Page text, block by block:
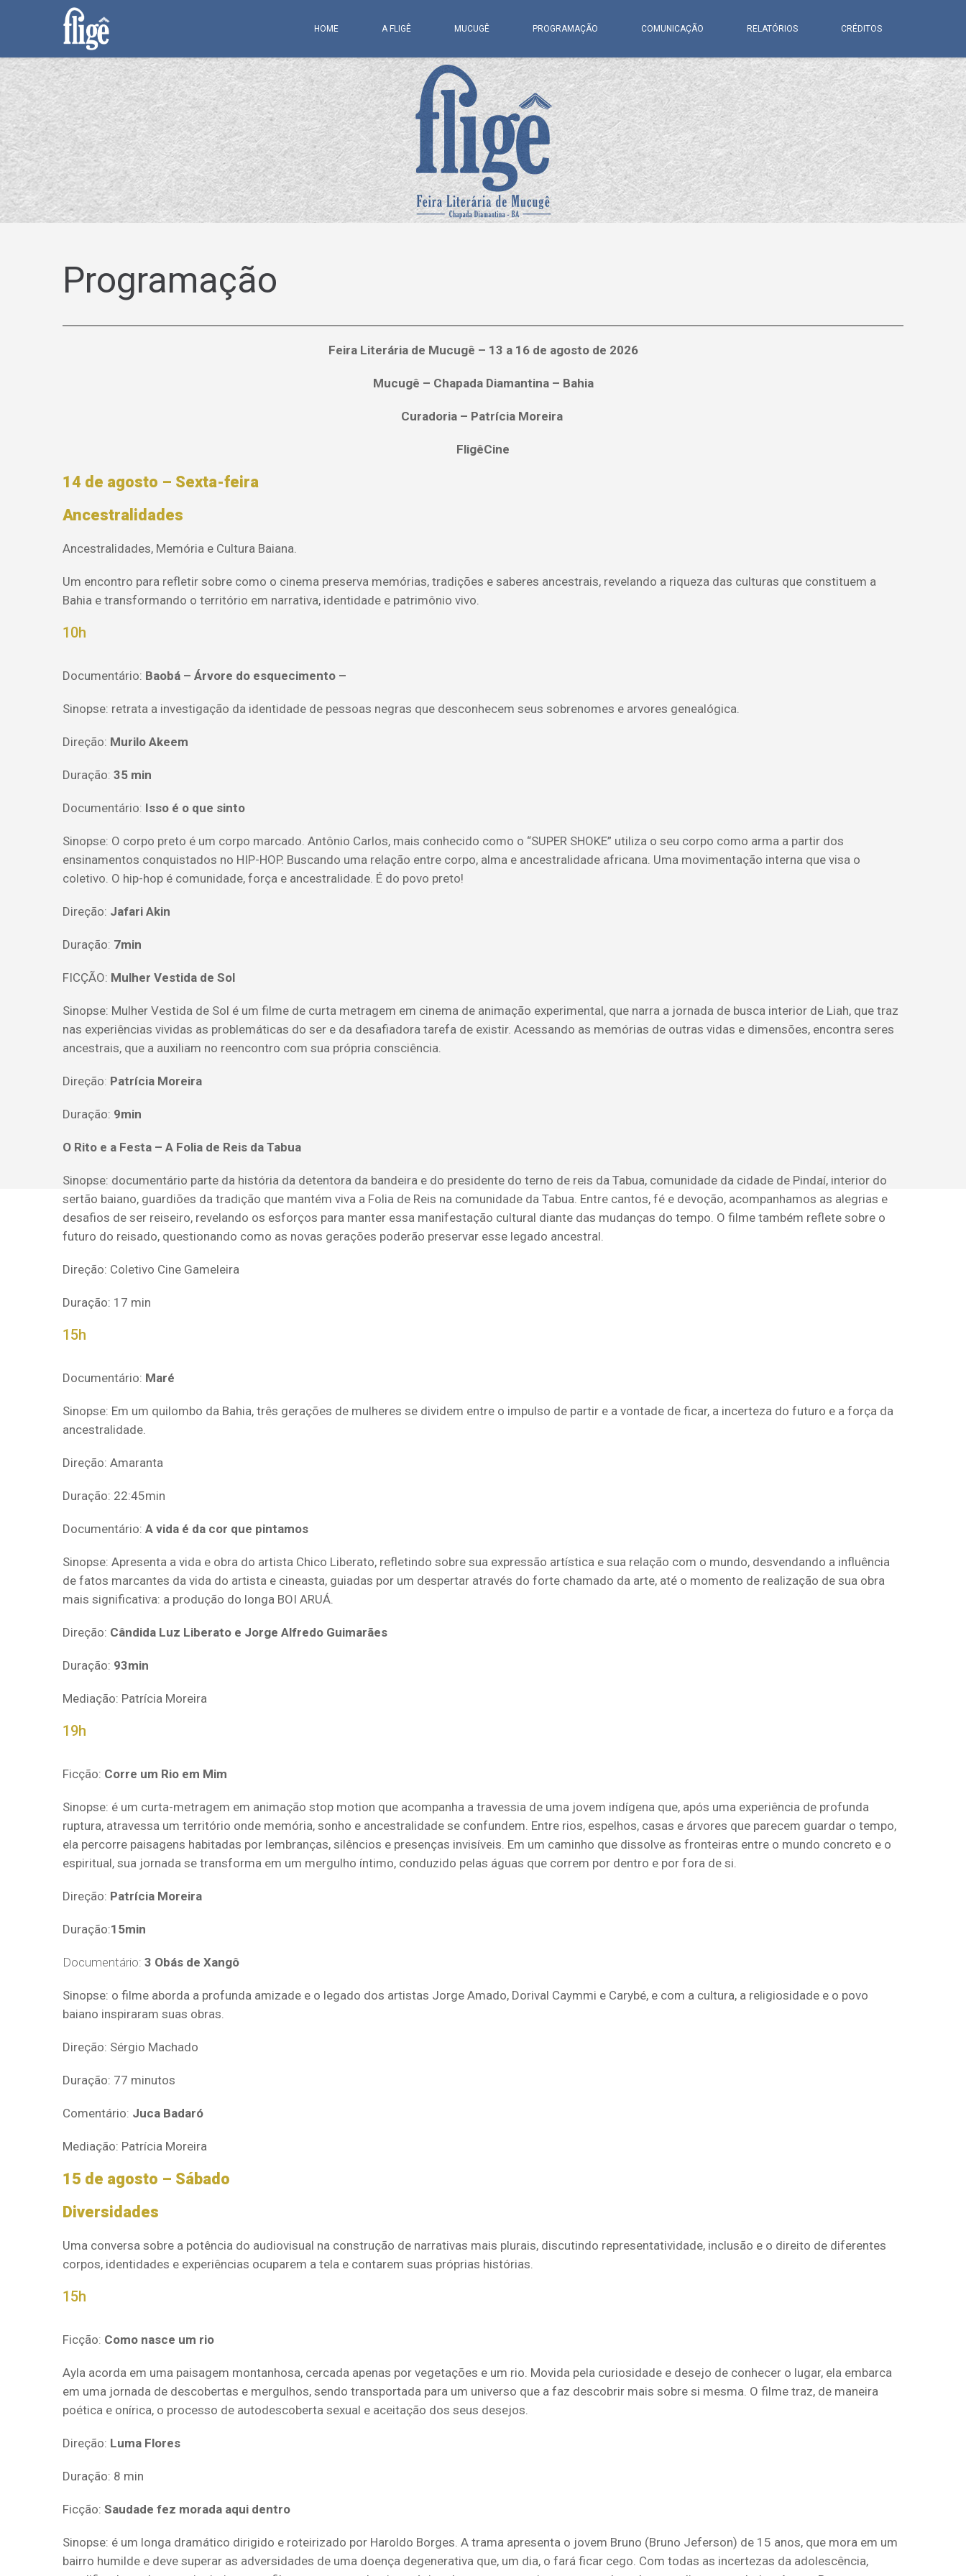
HOME A FLIGÊ MUCUGÊ PROGRAMAÇÃO COMUNICAÇÃO RELATÓRIOS CRÉDITOS
Programação
Feira Literária de Mucugê – 13 a 16 de agosto de 2026
Mucugê – Chapada Diamantina – Bahia
Curadoria – Patrícia Moreira
FligêCine
14 de agosto – Sexta-feira
Ancestralidades
Ancestralidades, Memória e Cultura Baiana.
Um encontro para refletir sobre como o cinema preserva memórias, tradições e saberes ancestrais, revelando a riqueza das culturas que constituem a
Bahia e transformando o território em narrativa, identidade e patrimônio vivo.
10h
Documentário: Baobá – Árvore do esquecimento –
Sinopse: retrata a investigação da identidade de pessoas negras que desconhecem seus sobrenomes e arvores genealógica.
Direção: Murilo Akeem
Duração: 35 min
Documentário: Isso é o que sinto
Sinopse: O corpo preto é um corpo marcado. Antônio Carlos, mais conhecido como o “SUPER SHOKE” utiliza o seu corpo como arma a partir dos
ensinamentos conquistados no HIP-HOP. Buscando uma relação entre corpo, alma e ancestralidade africana. Uma movimentação interna que visa o
coletivo. O hip-hop é comunidade, força e ancestralidade. É do povo preto!
Direção: Jafari Akin
Duração: 7min
FICÇÃO: Mulher Vestida de Sol
Sinopse: Mulher Vestida de Sol é um filme de curta metragem em cinema de animação experimental, que narra a jornada de busca interior de Liah, que traz
nas experiências vividas as problemáticas do ser e da desafiadora tarefa de existir. Acessando as memórias de outras vidas e dimensões, encontra seres
ancestrais, que a auxiliam no reencontro com sua própria consciência.
Direção: Patrícia Moreira
Duração: 9min
O Rito e a Festa – A Folia de Reis da Tabua
Sinopse: documentário parte da história da detentora da bandeira e do presidente do terno de reis da Tabua, comunidade da cidade de Pindaí, interior do
sertão baiano, guardiões da tradição que mantém viva a Folia de Reis na comunidade da Tabua. Entre cantos, fé e devoção, acompanhamos as alegrias e
desafios de ser reiseiro, revelando os esforços para manter essa manifestação cultural diante das mudanças do tempo. O filme também reflete sobre o
futuro do reisado, questionando como as novas gerações poderão preservar esse legado ancestral.
Direção: Coletivo Cine Gameleira
Duração: 17 min
15h
Documentário: Maré
Sinopse: Em um quilombo da Bahia, três gerações de mulheres se dividem entre o impulso de partir e a vontade de ficar, a incerteza do futuro e a força da
ancestralidade.
Direção: Amaranta
Duração: 22:45min
Documentário: A vida é da cor que pintamos
Sinopse: Apresenta a vida e obra do artista Chico Liberato, refletindo sobre sua expressão artística e sua relação com o mundo, desvendando a influência
de fatos marcantes da vida do artista e cineasta, guiadas por um despertar através do forte chamado da arte, até o momento de realização de sua obra
mais significativa: a produção do longa BOI ARUÁ.
Direção: Cândida Luz Liberato e Jorge Alfredo Guimarães
Duração: 93min
Mediação: Patrícia Moreira
19h
Ficção: Corre um Rio em Mim
Sinopse: é um curta-metragem em animação stop motion que acompanha a travessia de uma jovem indígena que, após uma experiência de profunda
ruptura, atravessa um território onde memória, sonho e ancestralidade se confundem. Entre rios, espelhos, casas e árvores que parecem guardar o tempo,
ela percorre paisagens habitadas por lembranças, silêncios e presenças invisíveis. Em um caminho que dissolve as fronteiras entre o mundo concreto e o
espiritual, sua jornada se transforma em um mergulho íntimo, conduzido pelas águas que correm por dentro e por fora de si.
Direção: Patrícia Moreira
Duração:15min
Documentário: 3 Obás de Xangô
Sinopse: o filme aborda a profunda amizade e o legado dos artistas Jorge Amado, Dorival Caymmi e Carybé, e com a cultura, a religiosidade e o povo
baiano inspiraram suas obras.
Direção: Sérgio Machado
Duração: 77 minutos
Comentário: Juca Badaró
Mediação: Patrícia Moreira
15 de agosto – Sábado
Diversidades
Uma conversa sobre a potência do audiovisual na construção de narrativas mais plurais, discutindo representatividade, inclusão e o direito de diferentes
corpos, identidades e experiências ocuparem a tela e contarem suas próprias histórias.
15h
Ficção: Como nasce um rio
Ayla acorda em uma paisagem montanhosa, cercada apenas por vegetações e um rio. Movida pela curiosidade e desejo de conhecer o lugar, ela embarca
em uma jornada de descobertas e mergulhos, sendo transportada para um universo que a faz descobrir mais sobre si mesma. O filme traz, de maneira
poética e onírica, o processo de autodescoberta sexual e aceitação dos seus desejos.
Direção: Luma Flores
Duração: 8 min
Ficção: Saudade fez morada aqui dentro
Sinopse: é um longa dramático dirigido e roteirizado por Haroldo Borges. A trama apresenta o jovem Bruno (Bruno Jeferson) de 15 anos, que mora em um
bairro humilde e deve superar as adversidades de uma doença degenerativa que, um dia, o fará ficar cego. Com todas as incertezas da adolescência,